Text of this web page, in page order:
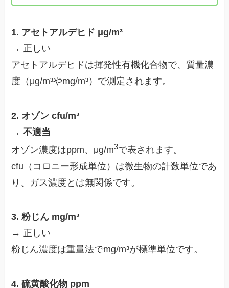
1. アセトアルデヒド μg/m³
→ 正しい
アセトアルデヒドは揮発性有機化合物で、質量濃
度（μg/m³やmg/m³）で測定されます。
2. オゾン cfu/m³
→不適当
オゾン濃度はppm、μg/m3で表されます。
cfu（コロニー形成単位）は微生物の計数単位であ
り、ガス濃度とは無関係です。
3. 粉じん mg/m³
→ 正しい
粉じん濃度は重量法でmg/m³が標準単位です。
4. 硫黄酸化物 ppm